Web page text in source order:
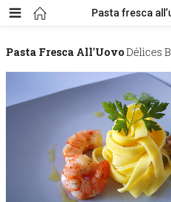
(Délices biologiques)
Pasta fresca
Pasta Fresca All'UovoDélices